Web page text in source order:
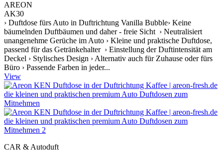
AREON
AK30
› Duftdose fürs Auto in Duftrichtung Vanilla Bubble› Keine
bäumelnden Duftbäumen und daher - freie Sicht › Neutralisiert
unangenehme Gerüche im Auto › Kleine und praktische Duftdose,
passend für das Getränkehalter › Einstellung der Duftintensität am
Deckel › Stylisches Design › Alternativ auch für Zuhause oder fürs
Büro › Passende Farben in jeder...
View
CAR & Autoduft